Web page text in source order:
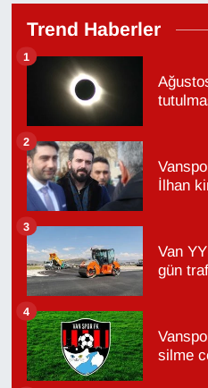
Trend Haberler
1
İlhan
2
Van
gün
3
silme
4